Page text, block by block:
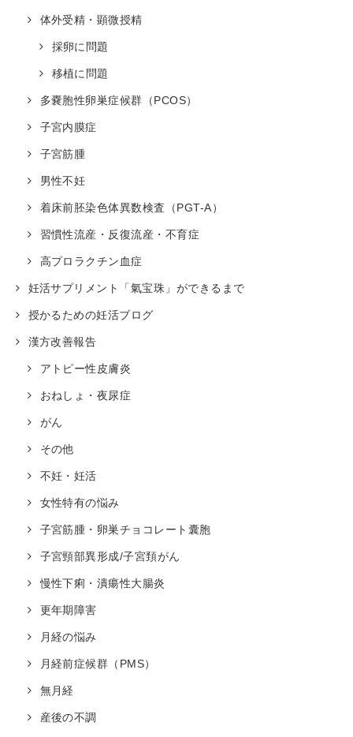
体外受精・顕微授精
採卵に問題
移植に問題
多嚢胞性卵巣症候群（PCOS）
子宮内膜症
子宮筋腫
男性不妊
着床前胚染色体異数検査（PGT-A）
習慣性流産・反復流産・不育症
高プロラクチン血症
妊活サプリメント「氣宝珠」ができるまで
授かるための妊活ブログ
漢方改善報告
アトピー性皮膚炎
おねしょ・夜尿症
がん
その他
不妊・妊活
女性特有の悩み
子宮筋腫・卵巣チョコレート囊胞
子宮頸部異形成/子宮頚がん
慢性下痢・潰瘍性大腸炎
更年期障害
月経の悩み
月経前症候群（PMS）
無月経
産後の不調